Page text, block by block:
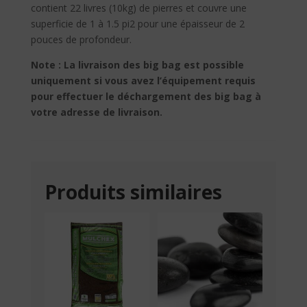
contient 22 livres (10kg) de pierres et couvre une
superficie de 1 à 1.5 pi2 pour une épaisseur de 2
pouces de profondeur.
Note : La livraison des big bag est possible
uniquement si vous avez l’équipement requis
pour effectuer le déchargement des big bag à
votre adresse de livraison.
Produits similaires